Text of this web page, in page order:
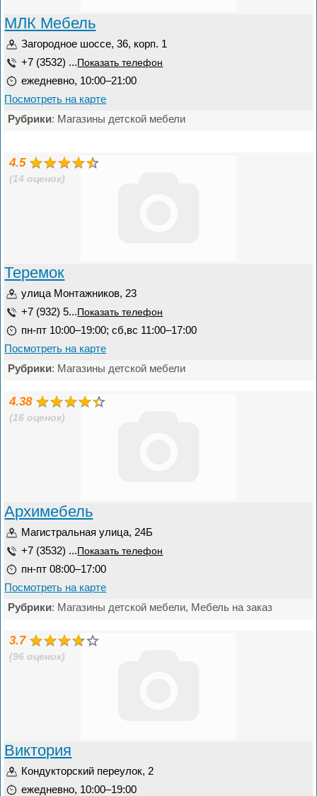
МЛК Мебель
Загородное шоссе, 36, корп. 1
+7 (3532) ... Показать телефон
ежедневно, 10:00–21:00
Посмотреть на карте
Рубрики: Магазины детской мебели
4.5
(14 оценок)
Теремок
улица Монтажников, 23
+7 (932) 5... Показать телефон
пн-пт 10:00–19:00; сб,вс 11:00–17:00
Посмотреть на карте
Рубрики: Магазины детской мебели
4.38
(16 оценок)
Архимебель
Магистральная улица, 24Б
+7 (3532) ... Показать телефон
пн-пт 08:00–17:00
Посмотреть на карте
Рубрики: Магазины детской мебели, Мебель на заказ
3.7
(96 оценок)
Виктория
Кондукторский переулок, 2
ежедневно, 10:00–19:00